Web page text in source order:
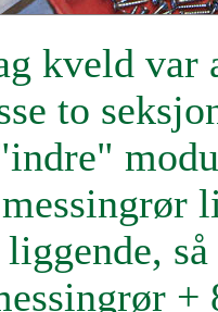
kveld var
to
liggende,